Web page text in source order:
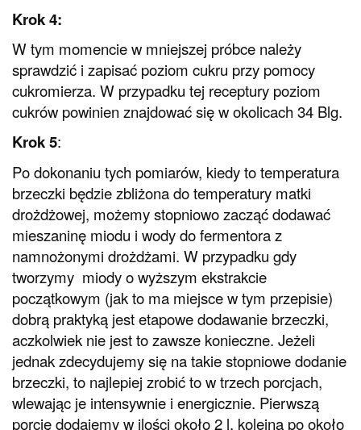
Krok 4:
W tym momencie w mniejszej próbce należy
sprawdzić i zapisać poziom cukru przy pomocy
cukromierza. W przypadku tej receptury poziom
cukrów powinien znajdować się w okolicach 34 Blg.
Krok 5:
Po dokonaniu tych pomiarów, kiedy to temperatura
brzeczki będzie zbliżona do temperatury matki
drożdżowej, możemy stopniowo zacząć dodawać
mieszaninę miodu i wody do fermentora z
namnożonymi drożdżami. W przypadku gdy
tworzymy miody o wyższym ekstrakcie
początkowym (jak to ma miejsce w tym przepisie)
dobrą praktyką jest etapowe dodawanie brzeczki,
aczkolwiek nie jest to zawsze konieczne. Jeżeli
jednak zdecydujemy się na takie stopniowe dodanie
brzeczki, to najlepiej zrobić to w trzech porcjach,
wlewając je intensywnie i energicznie. Pierwszą
porcję dodajemy w ilości około 2 l, kolejną po około